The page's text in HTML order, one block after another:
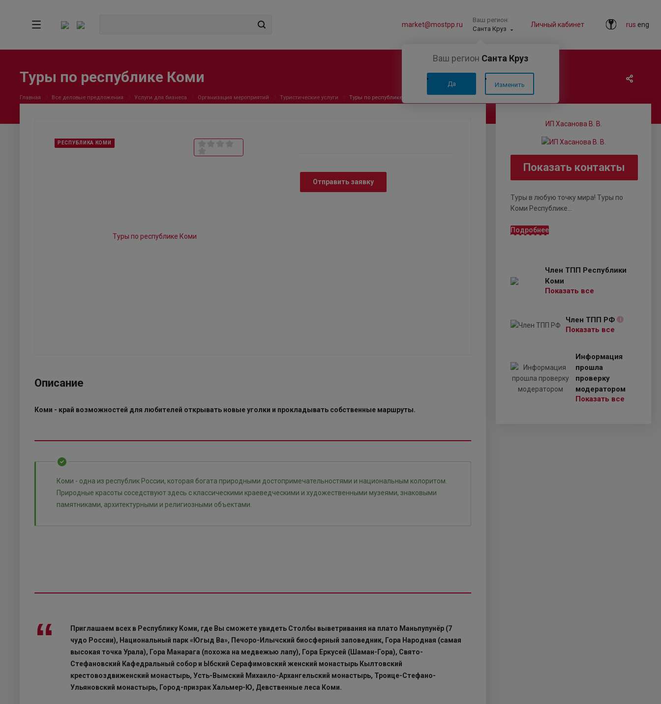
rus eng
Личный кабинет
Ваш регион:
Санта Круз
Ваш регион Санта Круз
Да Изменить
market@mostpp.ru
Туры по республике Коми
Главная Все деловые предложения Услуги для бизнеса Организация мероприятий Туристические услуги Туры по республике Коми
ИП Хасанова В. В.
Показать контакты
Туры в любую точку мира! Туры по
Коми Республике...
Подробнее
Член ТПП Республики
Коми
Показать все
Член ТПП РФ i
Показать все
Информация
прошла
проверку
модератором
Показать все
РЕСПУБЛИКА КОМИ
Отправить заявку
Описание
Коми - край возможностей для любителей открывать новые уголки и прокладывать собственные маршруты.
Коми - одна из республик России, которая богата природными достопримечательностями и национальным колоритом.
Природные красоты соседствуют здесь с классическими краеведческими и художественными музеями, знаковыми
памятниками, архитектурными и религиозными объектами.
Приглашаем всех в Республику Коми, где Вы сможете увидеть Столбы выветривания на плато Маньпупунёр (7
чудо России), Национальный парк «Югыд Ва», Печоро-Илычский биосферный заповедник, Гора Народная (самая
высокая точка Урала), Гора Манарага (похожа на медвежью лапу), Гора Еркусей (Шаман-Гора), Свято-
Стефановский Кафедральный собор и Ыбский Серафимовский женский монастырь Кылтовский
крестовоздвиженский монастырь, Усть-Вымский Михаило-Архангельский монастырь, Троице-Стефано-
Ульяновский монастырь, Город-призрак Хальмер-Ю, Девственные леса Коми.